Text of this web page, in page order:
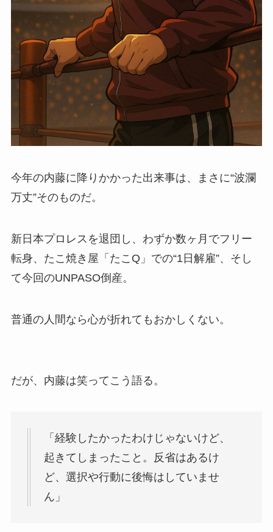
今年の内藤に降りかかった出来事は、まさに“波瀾
万丈”そのものだ。
新日本プロレスを退団し、わずか数ヶ月でフリー
転身、たこ焼き屋「たこQ」での“1日解雇”、そし
て今回のUNPASO倒産。
普通の人間なら心が折れてもおかしくない。
だが、内藤は笑ってこう語る。
「経験したかったわけじゃないけど、
起きてしまったこと。反省はあるけ
ど、選択や行動に後悔はしていませ
ん」